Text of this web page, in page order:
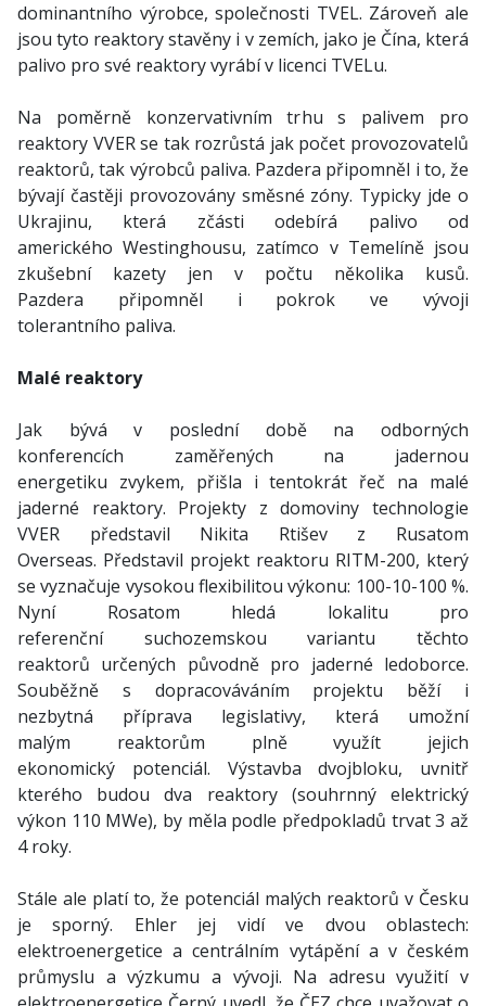
dominantního výrobce, společnosti TVEL. Zároveň ale
jsou tyto reaktory stavěny i v zemích, jako je Čína, která
palivo pro své reaktory vyrábí v licenci TVELu.
Na poměrně konzervativním trhu s palivem pro
reaktory VVER se tak rozrůstá jak počet provozovatelů
reaktorů, tak výrobců paliva. Pazdera připomněl i to, že
bývají častěji provozovány směsné zóny. Typicky jde o
Ukrajinu, která zčásti odebírá palivo od
amerického Westinghousu, zatímco v Temelíně jsou
zkušební kazety jen v počtu několika kusů.
Pazdera připomněl i pokrok ve vývoji
tolerantního paliva.
Malé reaktory
Jak bývá v poslední době na odborných
konferencích zaměřených na jadernou
energetiku zvykem, přišla i tentokrát řeč na malé
jaderné reaktory. Projekty z domoviny technologie
VVER představil Nikita Rtišev z Rusatom
Overseas. Představil projekt reaktoru RITM-200, který
se vyznačuje vysokou flexibilitou výkonu: 100-10-100 %.
Nyní Rosatom hledá lokalitu pro
referenční suchozemskou variantu těchto
reaktorů určených původně pro jaderné ledoborce.
Souběžně s dopracováváním projektu běží i
nezbytná příprava legislativy, která umožní
malým reaktorům plně využít jejich
ekonomický potenciál. Výstavba dvojbloku, uvnitř
kterého budou dva reaktory (souhrnný elektrický
výkon 110 MWe), by měla podle předpokladů trvat 3 až
4 roky.
Stále ale platí to, že potenciál malých reaktorů v Česku
je sporný. Ehler jej vidí ve dvou oblastech:
elektroenergetice a centrálním vytápění a v českém
průmyslu a výzkumu a vývoji. Na adresu využití v